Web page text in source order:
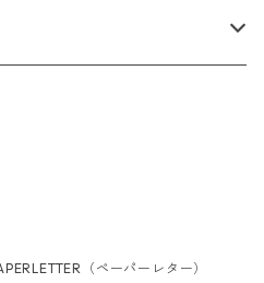
ンク柄
（ペーパーレター）